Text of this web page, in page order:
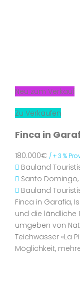
Neu zum Verkauf
Zu Verkaufen
Finca in
180.000€ / + 3 %
Bauland
Santo
Bauland
Finca in Garafia,
und die ländliche
umgeben von
Teichwasser «La
Möglichkeit,